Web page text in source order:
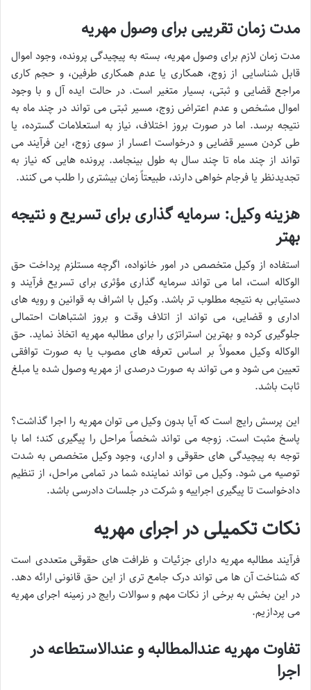
مدت زمان تقریبی برای وصول مهریه
مدت زمان لازم برای وصول مهریه، بسته به پیچیدگی پرونده، وجود اموال
قابل شناسایی از زوج، همکاری یا عدم همکاری طرفین، و حجم کاری
مراجع قضایی و ثبتی، بسیار متغیر است. در حالت ایده آل و با وجود
اموال مشخص و عدم اعتراض زوج، مسیر ثبتی می تواند در چند ماه به
نتیجه برسد. اما در صورت بروز اختلاف، نیاز به استعلامات گسترده، یا
طی کردن مسیر قضایی و درخواست اعسار از سوی زوج، این فرآیند می
تواند از چند ماه تا چند سال به طول بینجامد. پرونده هایی که نیاز به
تجدیدنظر یا فرجام خواهی دارند، طبیعتاً زمان بیشتری را طلب می کنند.
هزینه وکیل: سرمایه گذاری برای تسریع و نتیجه
بهتر
استفاده از وکیل متخصص در امور خانواده، اگرچه مستلزم پرداخت حق
الوکاله است، اما می تواند سرمایه گذاری مؤثری برای تسریع فرآیند و
دستیابی به نتیجه مطلوب تر باشد. وکیل با اشراف به قوانین و رویه های
اداری و قضایی، می تواند از اتلاف وقت و بروز اشتباهات احتمالی
جلوگیری کرده و بهترین استراتژی را برای مطالبه مهریه اتخاذ نماید. حق
الوکاله وکیل معمولاً بر اساس تعرفه های مصوب یا به صورت توافقی
تعیین می شود و می تواند به صورت درصدی از مهریه وصول شده یا مبلغ
ثابت باشد.
این پرسش رایج است که آیا بدون وکیل می توان مهریه را اجرا گذاشت؟
پاسخ مثبت است. زوجه می تواند شخصاً مراحل را پیگیری کند؛ اما با
توجه به پیچیدگی های حقوقی و اداری، وجود وکیل متخصص به شدت
توصیه می شود. وکیل می تواند نماینده شما در تمامی مراحل، از تنظیم
دادخواست تا پیگیری اجراییه و شرکت در جلسات دادرسی باشد.
نکات تکمیلی در اجرای مهریه
فرآیند مطالبه مهریه دارای جزئیات و ظرافت های حقوقی متعددی است
که شناخت آن ها می تواند درک جامع تری از این حق قانونی ارائه دهد.
در این بخش به برخی از نکات مهم و سوالات رایج در زمینه اجرای مهریه
می پردازیم.
تفاوت مهریه عندالمطالبه و عندالاستطاعه در
اجرا